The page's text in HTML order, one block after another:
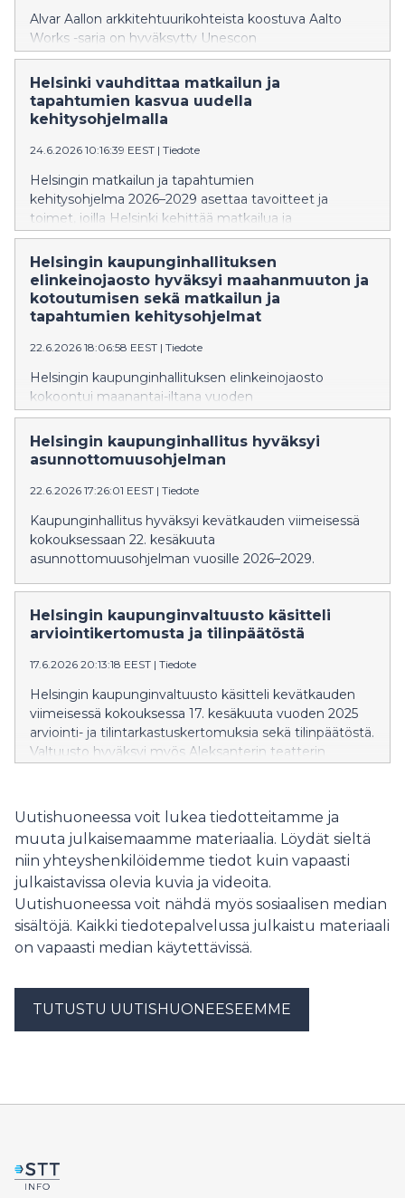
Alvar Aallon arkkitehtuurikohteista koostuva Aalto
Works -sarja on hyväksytty Unescon
maailmanperintöluetteloon. Yhteensä 13 kohteesta
viisi sijaitsee Helsingissä. Finlandia-talon, Alvar Aallon
kotitalon ja ateljeen, Kulttuuritalon sekä
Kansaneläkelaitoksen päätoimitalon
kiinnostavana muotoilu- ja arkkitehtuurikaupunkina.
Helsinki vauhdittaa matkailun ja
tapahtumien kasvua uudella
kehitysohjelmalla
24.6.2026 10:16:39 EEST | Tiedote
Helsingin matkailun ja tapahtumien
kehitysohjelma 2026–2029 asettaa tavoitteet ja
toimet, joilla Helsinki kehittää matkailua ja
tapahtumallisuutta seuraavat vuodet. Tavoitteena on
vauhdittaa matkailun ja tapahtumien ympärivuotista
kasvua, kasvattaa Helsingin kansainvälistä
houkuttelevuutta onnellisuuden teemoilla sekä
varmistaa, että kaupunki on kasvua tukeva
Helsingin kaupunginhallituksen
elinkeinojaosto hyväksyi maahanmuuton ja
kotoutumisen sekä matkailun ja
tapahtumien kehitysohjelmat
22.6.2026 18:06:58 EEST | Tiedote
Helsingin kaupunginhallituksen elinkeinojaosto
kokoontui maanantai-iltana vuoden
2026 viidenteen kokoukseensa. Kokouksessa
elinkeinojaosto käsitteli maahanmuuton ja
kotoutumisen kehitysohjelmaa ja matkailun ja
tapahtumien kehitysohjelmaa.
Helsingin kaupunginhallitus hyväksyi
asunnottomuusohjelman
22.6.2026 17:26:01 EEST | Tiedote
Kaupunginhallitus hyväksyi kevätkauden viimeisessä
kokouksessaan 22. kesäkuuta
asunnottomuusohjelman vuosille 2026–2029.
Helsingin kaupunginvaltuusto käsitteli
arviointikertomusta ja tilinpäätöstä
17.6.2026 20:13:18 EEST | Tiedote
Helsingin kaupunginvaltuusto käsitteli kevätkauden
viimeisessä kokouksessa 17. kesäkuuta vuoden 2025
arviointi- ja tilintarkastuskertomuksia sekä tilinpäätöstä.
Valtuusto hyväksyi myös Aleksanterin teatterin
Uutishuoneessa voit lukea tiedotteitamme ja
muuta julkaisemaamme materiaalia. Löydät sieltä
niin yhteyshenkilöidemme tiedot kuin vapaasti
julkaistavissa olevia kuvia ja videoita.
Uutishuoneessa voit nähdä myös sosiaalisen median
sisältöjä. Kaikki tiedotepalvelussa julkaistu materiaali
on vapaasti median käytettävissä.
TUTUSTU UUTISHUONEESEEMME